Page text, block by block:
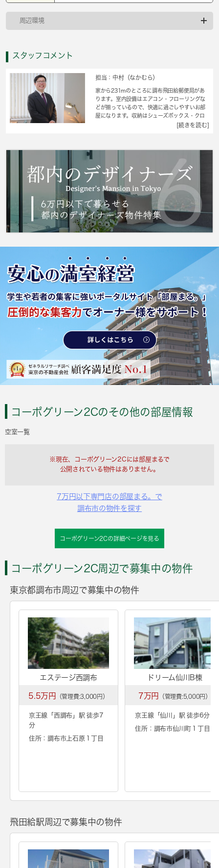
周辺環境
スタッフコメント
担当：中村（なかむら）
家から231mのところに調布飛田給郵便局があ
ります。室内設備はエアコン・フローリングな
どが揃っているので、快適に過ごしやすいお部
屋になります。収納はシューズボックス・クロ
ゼットなど豊富なので、広々と空間を利用する
う。お引越しのお日にちはお気軽にご相談くだ
アのことなら、地域に特化した当社にお問い合
わせを。確かな地域情報と賃貸情報をご提供い
たしますので、ご安心して住まい探しをお任せ
下さい。
[続きを読む]
コーポグリーン2Cのその他の部屋情報
空室一覧
※現在、コーポグリーン2Cには部屋まるで
公開されている物件はありません。
7万円以下専門店の部屋まる。で
調布市の物件を探す
コーポグリーン2Cの詳細ページを見る
コーポグリーン2C周辺で募集中の物件
東京都調布市周辺で募集中の物件
エステージ西調布
5.5万円 （管理費:3,000円）
京王線「 西調布 」駅 徒歩7
分
住所：調布市上石原１丁目
ドリーム仙川B棟
7万円 （管理費:5,000円）
京王線「仙川 」駅 徒歩6分
住所：調布市仙川町１丁目
飛田給駅周辺で募集中の物件